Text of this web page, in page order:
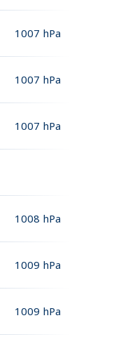
1007 hPa
1007 hPa
1007 hPa
1008 hPa
1009 hPa
1009 hPa